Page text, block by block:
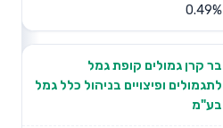
0.49%
בר קרן גמולים קופת גמל
לתגמולים ופיצויים בניהול כלל גמל
בע"מ